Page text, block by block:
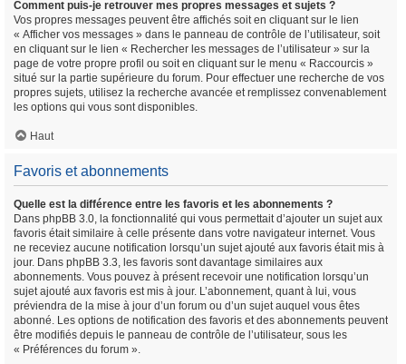
Comment puis-je retrouver mes propres messages et sujets ?
Vos propres messages peuvent être affichés soit en cliquant sur le lien
« Afficher vos messages » dans le panneau de contrôle de l’utilisateur, soit
en cliquant sur le lien « Rechercher les messages de l’utilisateur » sur la
page de votre propre profil ou soit en cliquant sur le menu « Raccourcis »
situé sur la partie supérieure du forum. Pour effectuer une recherche de vos
propres sujets, utilisez la recherche avancée et remplissez convenablement
les options qui vous sont disponibles.
Haut
Favoris et abonnements
Quelle est la différence entre les favoris et les abonnements ?
Dans phpBB 3.0, la fonctionnalité qui vous permettait d’ajouter un sujet aux
favoris était similaire à celle présente dans votre navigateur internet. Vous
ne receviez aucune notification lorsqu’un sujet ajouté aux favoris était mis à
jour. Dans phpBB 3.3, les favoris sont davantage similaires aux
abonnements. Vous pouvez à présent recevoir une notification lorsqu’un
sujet ajouté aux favoris est mis à jour. L’abonnement, quant à lui, vous
préviendra de la mise à jour d’un forum ou d’un sujet auquel vous êtes
abonné. Les options de notification des favoris et des abonnements peuvent
être modifiés depuis le panneau de contrôle de l’utilisateur, sous les
« Préférences du forum ».